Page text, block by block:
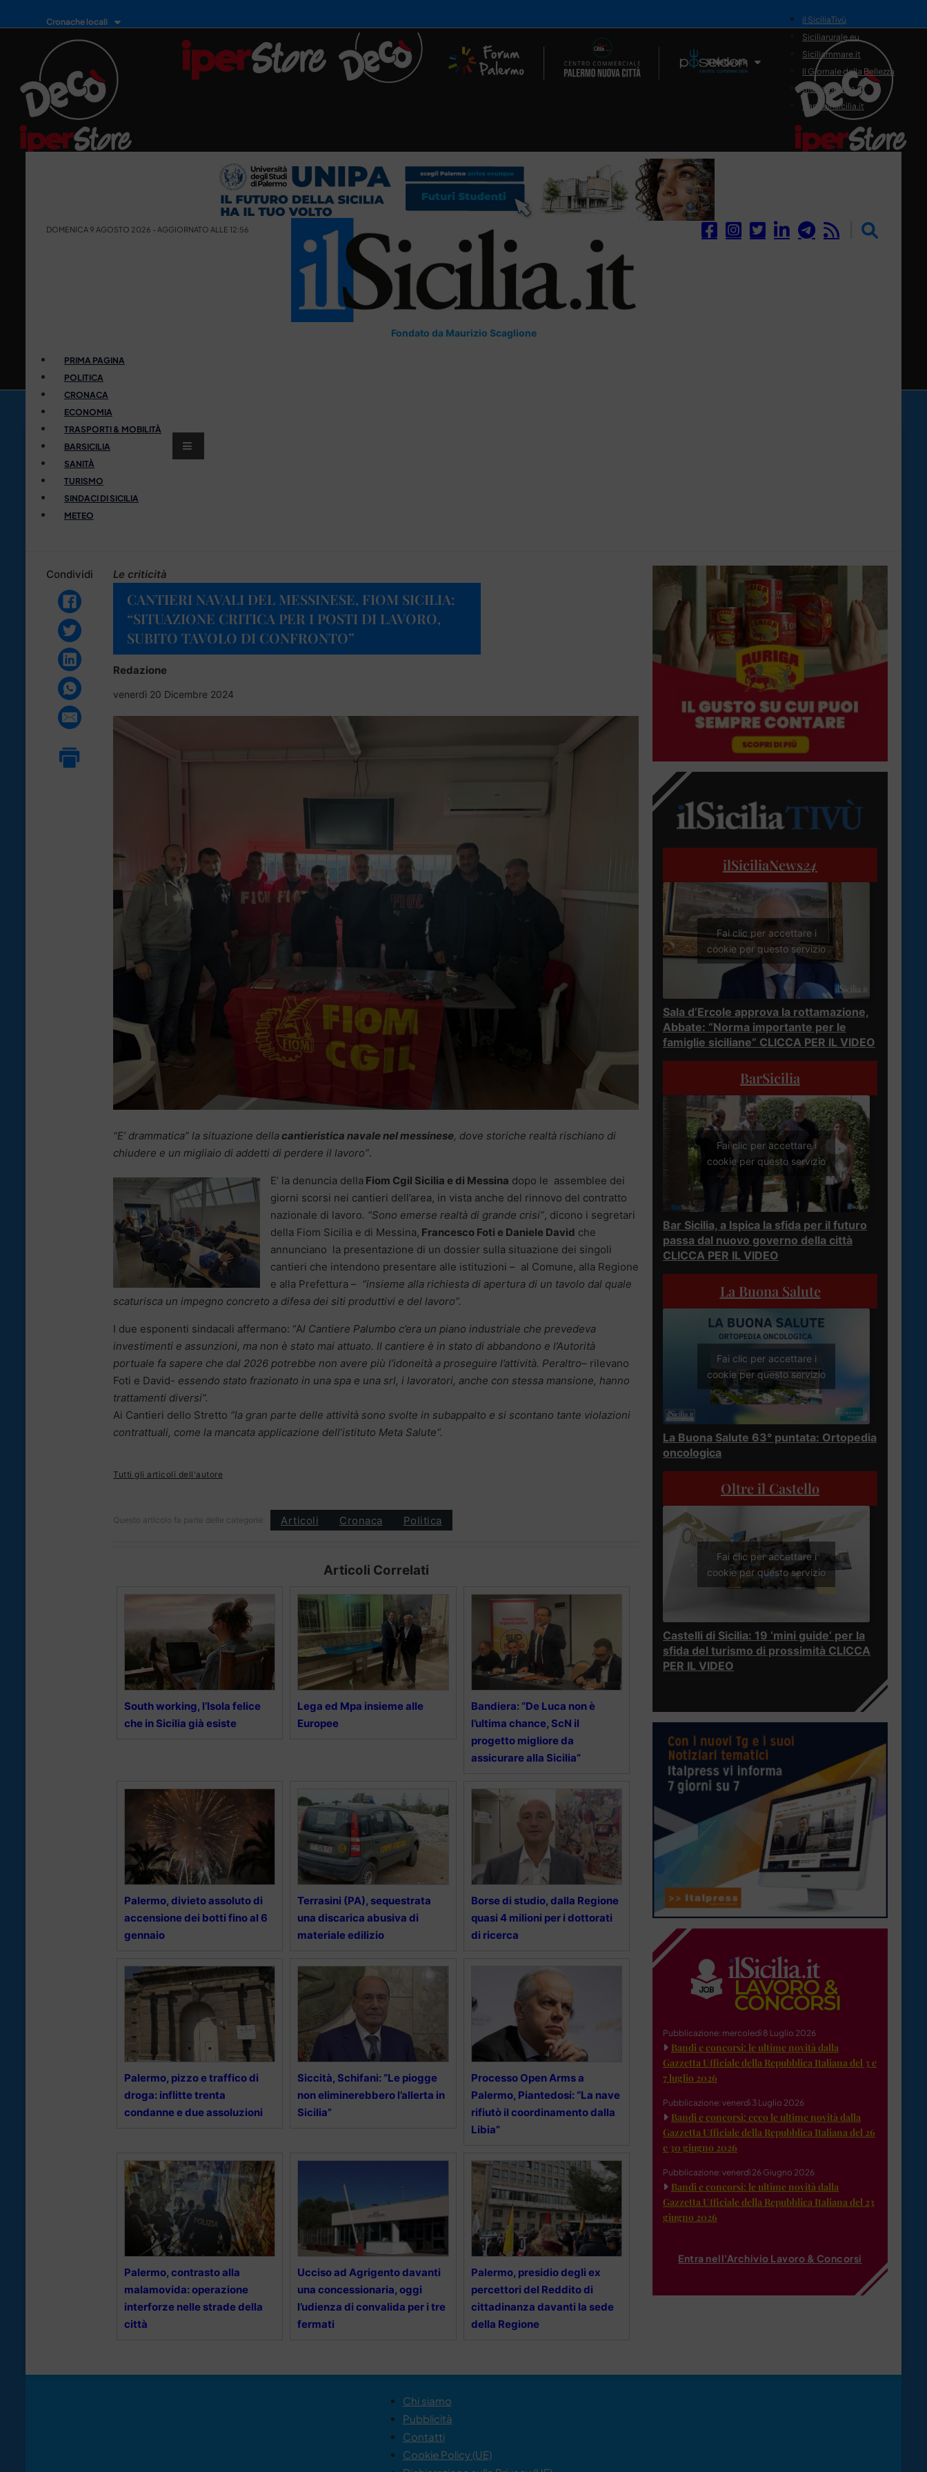
Cronache locali
Il Network
il SiciliaTivù
Siciliarurale.eu
Siciliammare.it
Il Giornale della Bellezza
Siciliamedica.it
Sanitainsicilia.it
DOMENICA 9 AGOSTO 2026 - AGGIORNATO ALLE 12:56
Fondato da Maurizio Scaglione
PRIMA PAGINA
POLITICA
CRONACA
ECONOMIA
TRASPORTI & MOBILITÀ
BARSICILIA
SANITÀ
TURISMO
SINDACI DI SICILIA
METEO
Condividi Le criticità
CANTIERI NAVALI DEL MESSINESE, FIOM SICILIA:
“SITUAZIONE CRITICA PER I POSTI DI LAVORO,
SUBITO TAVOLO DI CONFRONTO”
Redazione
venerdì 20 Dicembre 2024
“E’ drammatica” la situazione dellacantieristica navale nel messinese, dove storiche realtà rischiano di
chiudere e un migliaio di addetti di perdere il lavoro”.
E’ la denuncia della Fiom Cgil Sicilia e di Messina dopo le assemblee dei
giorni scorsi nei cantieri dell’area, in vista anche del rinnovo del contratto
nazionale di lavoro. “Sono emerse realtà di grande crisi”, dicono i segretari
della Fiom Sicilia e di Messina, Francesco Foti e Daniele David che
annunciano la presentazione di un dossier sulla situazione dei singoli
cantieri che intendono presentare alle istituzioni – al Comune, alla Regione
e alla Prefettura – “insieme alla richiesta di apertura di un tavolo dal quale
scaturisca un impegno concreto a difesa dei siti produttivi e del lavoro”.
I due esponenti sindacali affermano: “Al Cantiere Palumbo c’era un piano industriale che prevedeva
investimenti e assunzioni, ma non è stato mai attuato. Il cantiere è in stato di abbandono e l’Autorità
portuale fa sapere che dal 2026 potrebbe non avere più l’idoneità a proseguire l’attività. Peraltro– rilevano
Foti e David- essendo stato frazionato in una spa e una srl, i lavoratori, anche con stessa mansione, hanno
trattamenti diversi”.
Ai Cantieri dello Stretto “la gran parte delle attività sono svolte in subappalto e si scontano tante violazioni
contrattuali, come la mancata applicazione dell’istituto Meta Salute”.
Tutti gli articoli dell'autore
Questo articolo fa parte delle categorie: Articoli Cronaca Politica
Articoli Correlati
South working, l’Isola felice
che in Sicilia già esiste
Lega ed Mpa insieme alle
Europee
Bandiera: “De Luca non è
l’ultima chance, ScN il
progetto migliore da
assicurare alla Sicilia”
Palermo, divieto assoluto di
accensione dei botti fino al 6
gennaio
Terrasini (PA), sequestrata
una discarica abusiva di
materiale edilizio
Borse di studio, dalla Regione
quasi 4 milioni per i dottorati
di ricerca
Palermo, pizzo e traffico di
droga: inflitte trenta
condanne e due assoluzioni
Siccità, Schifani: “Le piogge
non eliminerebbero l’allerta in
Sicilia”
Processo Open Arms a
Palermo, Piantedosi: “La nave
rifiutò il coordinamento dalla
Libia”
Palermo, contrasto alla
malamovida: operazione
interforze nelle strade della
città
Ucciso ad Agrigento davanti
una concessionaria, oggi
l’udienza di convalida per i tre
fermati
Palermo, presidio degli ex
percettori del Reddito di
cittadinanza davanti la sede
della Regione
ilSiciliaNews24
Fai clic per accettare i
cookie per questo servizio
Sala d’Ercole approva la rottamazione,
Abbate: “Norma importante per le
famiglie siciliane” CLICCA PER IL VIDEO
BarSicilia
Fai clic per accettare i
cookie per questo servizio
Bar Sicilia, a Ispica la sfida per il futuro
passa dal nuovo governo della città
CLICCA PER IL VIDEO
La Buona Salute
Fai clic per accettare i
cookie per questo servizio
La Buona Salute 63° puntata: Ortopedia
oncologica
Oltre il Castello
Fai clic per accettare i
cookie per questo servizio
Castelli di Sicilia: 19 ‘mini guide’ per la
sfida del turismo di prossimità CLICCA
PER IL VIDEO
Pubblicazione: mercoledì 8 Luglio 2026
Bandi e concorsi: le ultime novità dalla
Gazzetta Ufficiale della Repubblica Italiana del 3 e
7 luglio 2026
Pubblicazione: venerdì 3 Luglio 2026
Bandi e concorsi: ecco le ultime novità dalla
Gazzetta Ufficiale della Repubblica Italiana del 26
e 30 giugno 2026
Pubblicazione: venerdì 26 Giugno 2026
Bandi e concorsi: le ultime novità dalla
Gazzetta Ufficiale della Repubblica Italiana del 23
giugno 2026
Entra nell'Archivio Lavoro & Concorsi
Chi siamo
Pubblicità
Contatti
Cookie Policy (UE)